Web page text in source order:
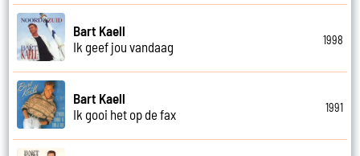
Bart Kaell
Ik geef jou vandaag
1998
Bart Kaell
Ik gooi het op de fax
1991